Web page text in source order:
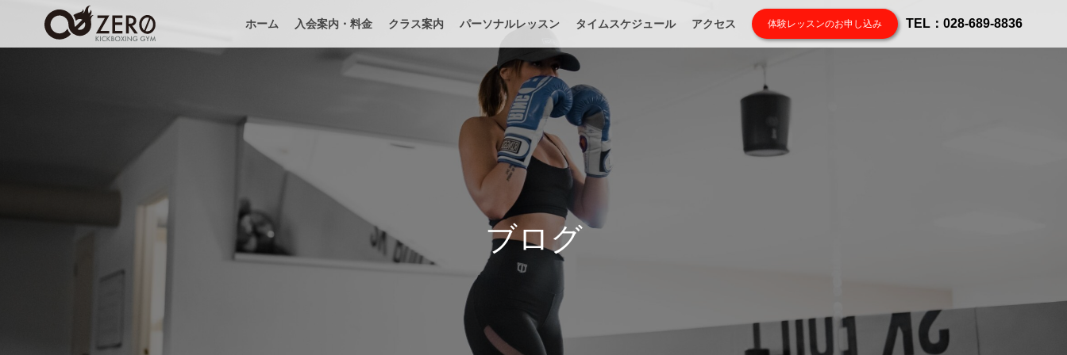
ホーム 入会案内・料金 クラス案内 パーソナルレッスン タイムスケジュール アクセス 体験レッスンのお申し込み TEL：028-689-8836
ブログ